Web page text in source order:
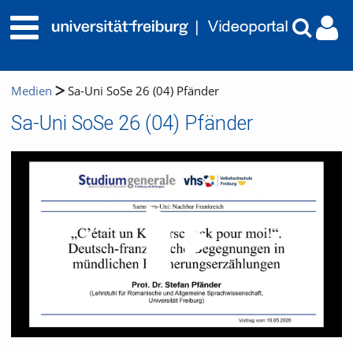
Medien Sa-Uni SoSe 26 (04) Pfänder
Sa-Uni SoSe 26 (04) Pfänder